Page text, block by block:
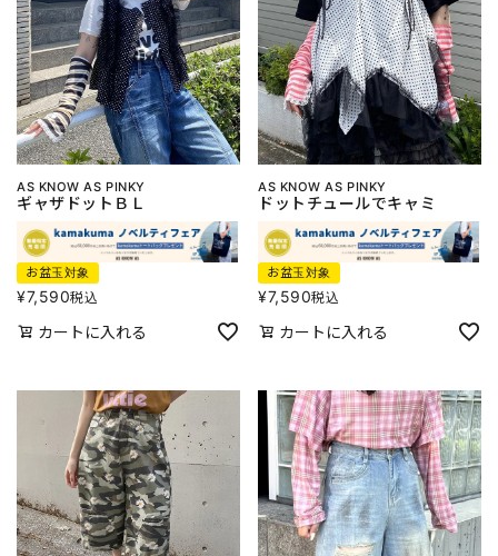
AS KNOW AS PINKY
ギャザドットＢＬ
お盆玉対象
¥7,590税込
カートに入れる
AS KNOW AS PINKY
ドットチュールでキャミ
お盆玉対象
¥7,590税込
カートに入れる